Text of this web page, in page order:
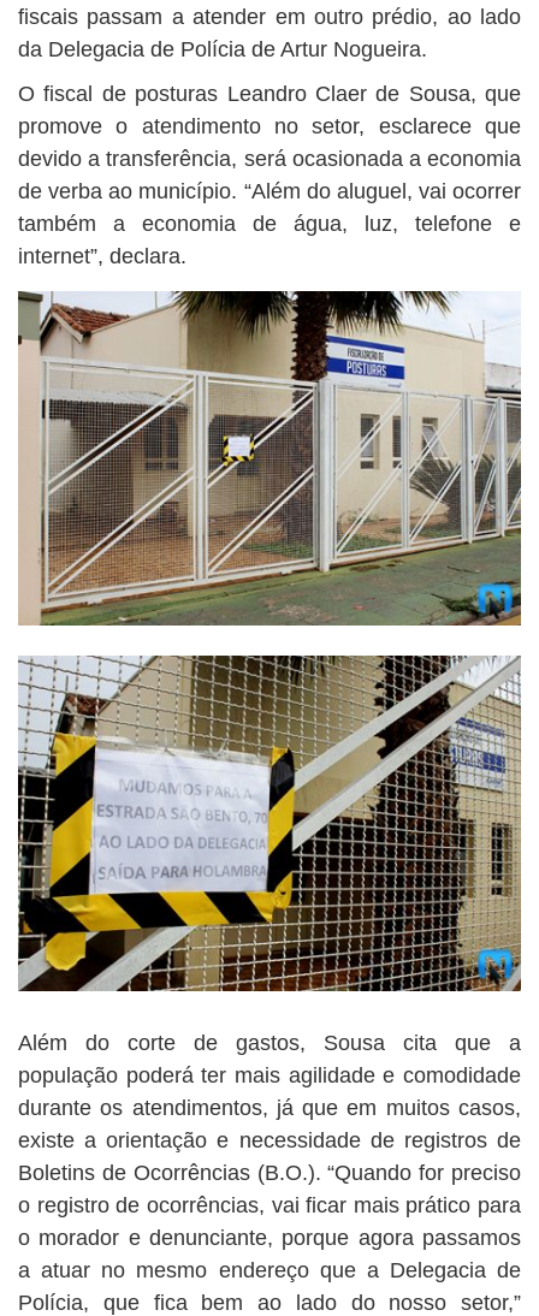
fiscais passam a atender em outro prédio, ao lado
da Delegacia de Polícia de Artur Nogueira.
O fiscal de posturas Leandro Claer de Sousa, que
promove o atendimento no setor, esclarece que
devido a transferência, será ocasionada a economia
de verba ao município. “Além do aluguel, vai ocorrer
também a economia de água, luz, telefone e
internet”, declara.
Além do corte de gastos, Sousa cita que a
população poderá ter mais agilidade e comodidade
durante os atendimentos, já que em muitos casos,
existe a orientação e necessidade de registros de
Boletins de Ocorrências (B.O.). “Quando for preciso
o registro de ocorrências, vai ficar mais prático para
o morador e denunciante, porque agora passamos
a atuar no mesmo endereço que a Delegacia de
Polícia, que fica bem ao lado do nosso setor,”